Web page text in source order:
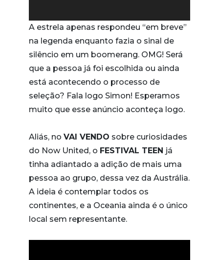
A estrela apenas respondeu “em breve”
na legenda enquanto fazia o sinal de
silêncio em um boomerang. OMG! Será
que a pessoa já foi escolhida ou ainda
está acontecendo o processo de
seleção? Fala logo Simon! Esperamos
muito que esse anúncio aconteça logo.
Aliás, no VAI VENDO sobre curiosidades
do Now United, o FESTIVAL TEEN já
tinha adiantado a adição de mais uma
pessoa ao grupo, dessa vez da Austrália.
A ideia é contemplar todos os
continentes, e a Oceania ainda é o único
local sem representante.